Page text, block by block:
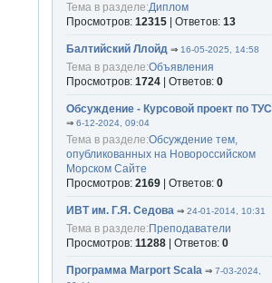
Тема в разделе:Диплом
Просмотров:12315 | Ответов:13
Балтийский Ллойд ⇒16-05-2025, 14:58
Тема в разделе:Объявления
Просмотров:1724 | Ответов:0
Обсуждение - Курсовой проект по ТУС
⇒6-12-2024, 09:04
Тема в разделе:Обсуждение тем,
опубликованных на Новороссийском
Морском Сайте
Просмотров:2169 | Ответов:0
ИВТ им. Г.Я. Седова ⇒24-01-2014, 10:31
Тема в разделе:Преподаватели
Просмотров:11288 | Ответов:0
Программа Marport Scala ⇒7-03-2024,